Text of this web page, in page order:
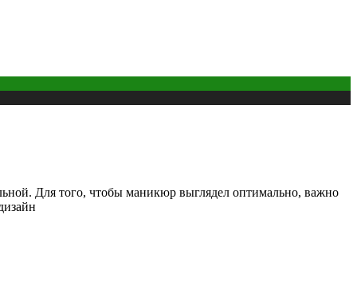
Для того, чтобы маникюр выглядел оптимально, важно